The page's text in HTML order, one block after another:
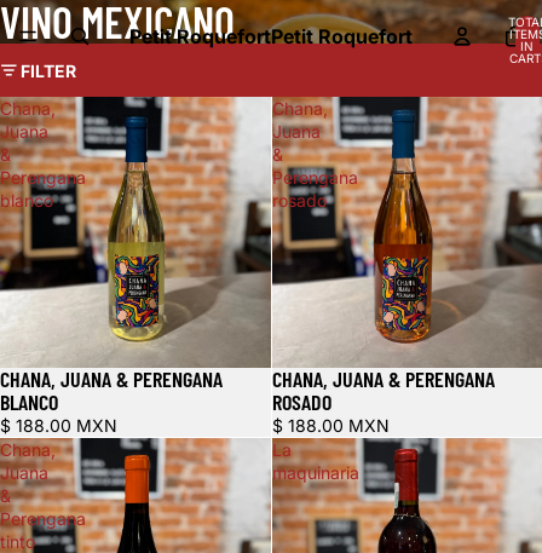
Petit RoquefortPetit Roquefort
IN
VINO MEXICANO
FILTER
Chana,
Juana
&
Perengana
blanco
CHANA, JUANA & PERENGANA
BLANCO
$ 188.00 MXN
Chana,
Juana
&
Perengana
rosado
CHANA, JUANA & PERENGANA
ROSADO
$ 188.00 MXN
Chana,
Juana
&
Perengana
tinto
La
maquinaria